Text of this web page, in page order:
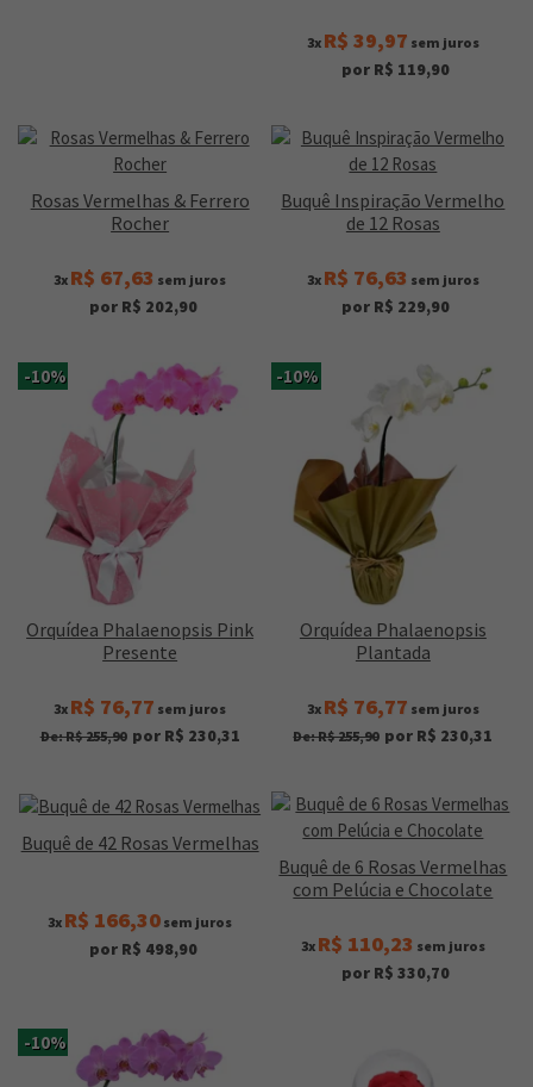
3x R$ 39,97 sem juros
por R$ 119,90
Rosas Vermelhas & Ferrero
Rocher
3x R$ 67,63 sem juros
por R$ 202,90
Buquê Inspiração Vermelho
de 12 Rosas
3x R$ 76,63 sem juros
por R$ 229,90
-10%
Orquídea Phalaenopsis Pink
Presente
3x R$ 76,77 sem juros
De: R$ 255,90 por R$ 230,31
-10%
Orquídea Phalaenopsis
Plantada
3x R$ 76,77 sem juros
De: R$ 255,90 por R$ 230,31
Buquê de 42 Rosas Vermelhas
3x R$ 166,30 sem juros
por R$ 498,90
Buquê de 6 Rosas Vermelhas
com Pelúcia e Chocolate
3x R$ 110,23 sem juros
por R$ 330,70
-10%